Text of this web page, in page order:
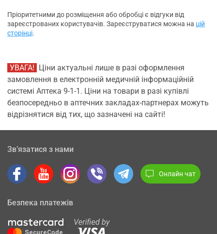
Пріоритетними до розміщення або обробці є відгуки від
зареєстрованих користувачів. Зареєструватися можна на цій
сторінці.
УВАГА! Ціни актуальні лише в разі оформлення
замовлення в електронній медичній інформаційній
системі Аптека 9-1-1. Ціни на товари в разі купівлі
безпосередньо в аптечних закладах-партнерах можуть
відрізнятися від тих, що зазначені на сайті!
Зв’язатися з нами
Онлайн чат
Безпека платежів